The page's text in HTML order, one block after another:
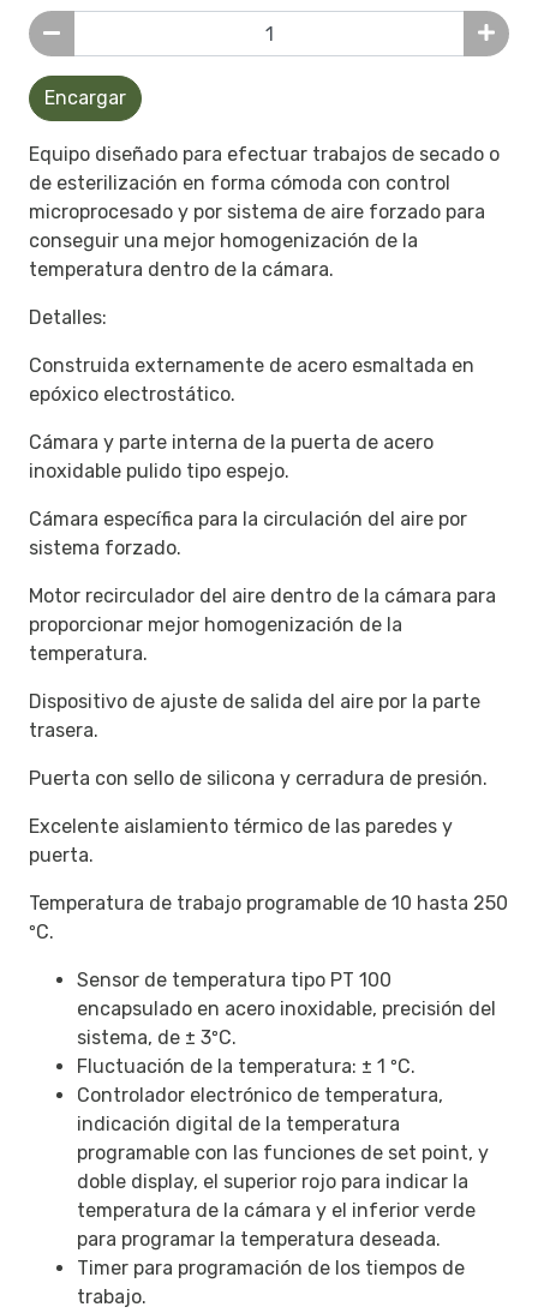
Encargar
Equipo diseñado para efectuar trabajos de secado o
de esterilización en forma cómoda con control
microprocesado y por sistema de aire forzado para
conseguir una mejor homogenización de la
temperatura dentro de la cámara.
Detalles:
Construida externamente de acero esmaltada en
epóxico electrostático.
Cámara y parte interna de la puerta de acero
inoxidable pulido tipo espejo.
Cámara específica para la circulación del aire por
sistema forzado.
Motor recirculador del aire dentro de la cámara para
proporcionar mejor homogenización de la
temperatura.
Dispositivo de ajuste de salida del aire por la parte
trasera.
Puerta con sello de silicona y cerradura de presión.
Excelente aislamiento térmico de las paredes y
puerta.
Temperatura de trabajo programable de 10 hasta 250
ºC.
Sensor de temperatura tipo PT 100
encapsulado en acero inoxidable, precisión del
sistema, de ± 3ºC.
Fluctuación de la temperatura: ± 1 ºC.
Controlador electrónico de temperatura,
indicación digital de la temperatura
programable con las funciones de set point, y
doble display, el superior rojo para indicar la
temperatura de la cámara y el inferior verde
para programar la temperatura deseada.
Timer para programación de los tiempos de
trabajo.